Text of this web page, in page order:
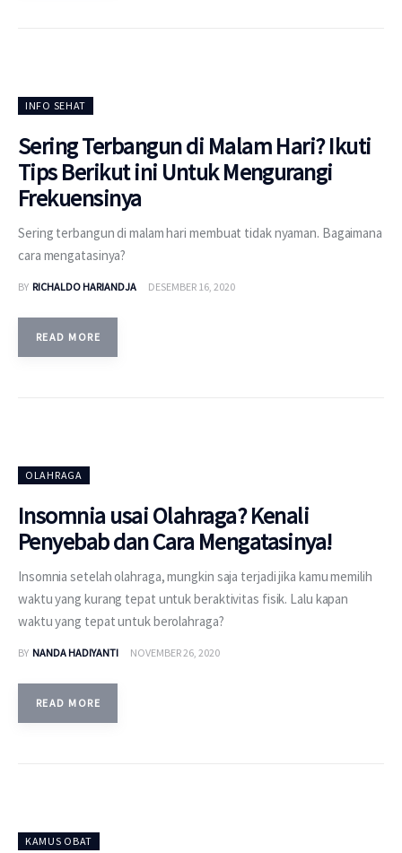
INFO SEHAT
Sering Terbangun di Malam Hari? Ikuti
Tips Berikut ini Untuk Mengurangi
Frekuensinya
Sering terbangun di malam hari membuat tidak nyaman. Bagaimana
cara mengatasinya?
BY RICHALDO HARIANDJA DESEMBER 16, 2020
READ MORE
OLAHRAGA
Insomnia usai Olahraga? Kenali
Penyebab dan Cara Mengatasinya!
Insomnia setelah olahraga, mungkin saja terjadi jika kamu memilih
waktu yang kurang tepat untuk beraktivitas fisik. Lalu kapan
waktu yang tepat untuk berolahraga?
BY NANDA HADIYANTI NOVEMBER 26, 2020
READ MORE
KAMUS OBAT